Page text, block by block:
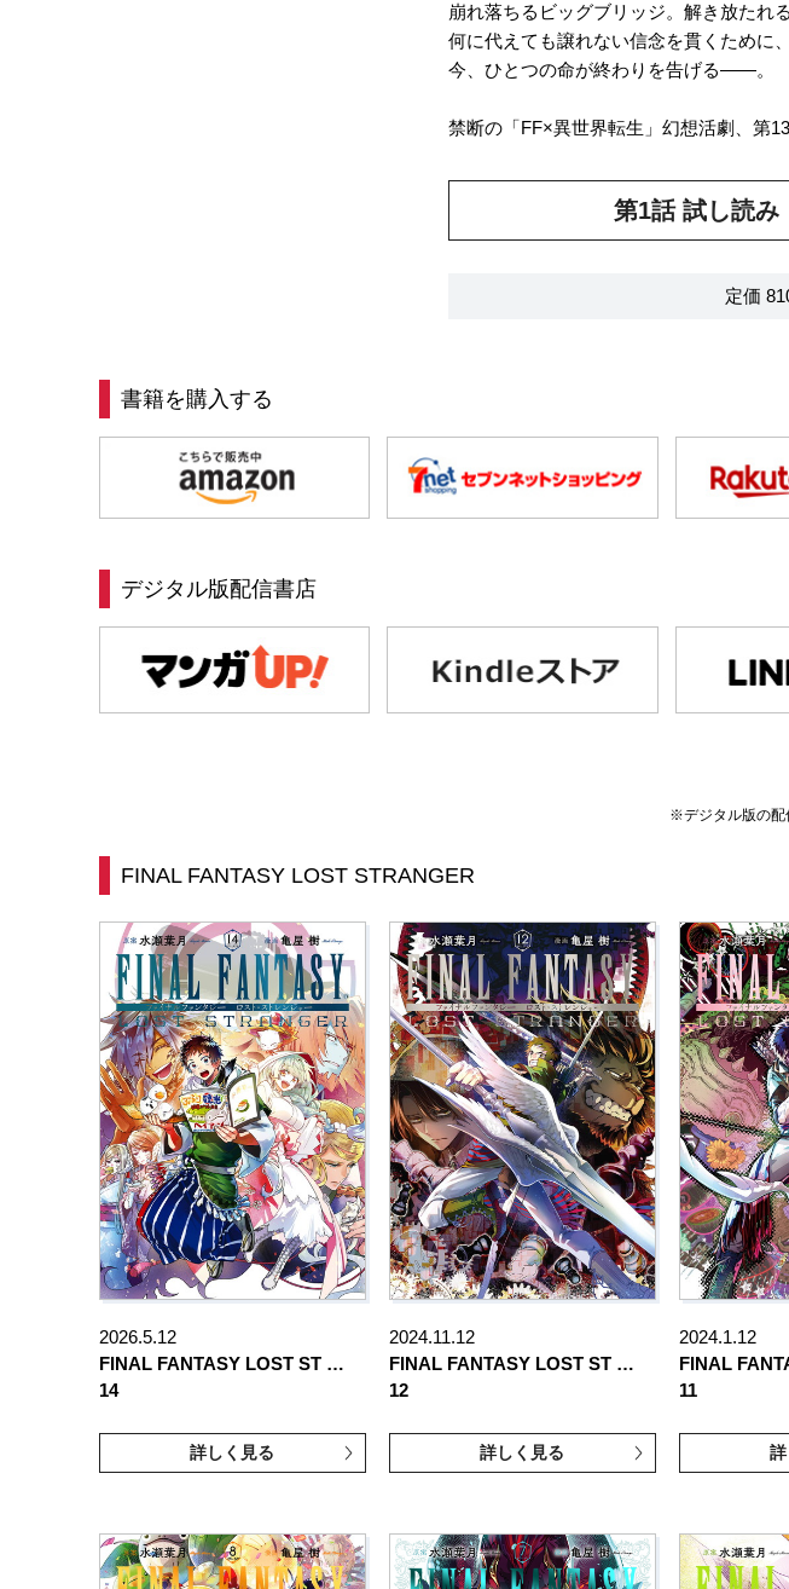
崩れ落ちるビッグブリッジ。解き放たれる
何に代えても譲れない信念を貫くために、
今、ひとつの命が終わりを告げる――。
禁断の「FF×異世界転生」幻想活劇、第13
第1話 試し読み
定価
書籍を購入する
デジタル版配信書店
※デジタル版の配
FINAL FANTASY LOST STRANGER
2026.5.12
FINAL FANTASY LOST ST …
14
詳しく見る
2024.11.12
FINAL FANTASY LOST ST …
12
詳しく見る
2024.1.12
FINAL
11